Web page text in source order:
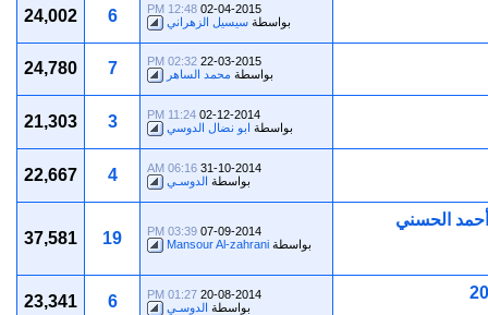
02-04-2015
12:48 PM
بواسطة سيسيل الزهراني 6
24,002
22-03-2015
02:32 PM
بواسطة محمد الساهر 7
24,780
02-12-2014
11:24 PM
بواسطة ابو نضال الدوسي 3
21,303
31-10-2014
06:16 AM
بواسطة الدوسـي 4
22,667
الحسني
07-09-2014
03:39 PM
بواسطة Mansour Al-zahrani
19
37,581
20-08-2014
01:27 PM
بواسطة الدوسـي 6
23,341